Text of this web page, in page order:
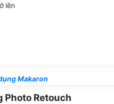
lên
Makaron
Photo Retouch